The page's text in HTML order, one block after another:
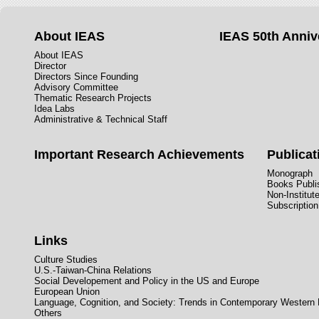
About IEAS
About IEAS
Director
Directors Since Founding
Advisory Committee
Thematic Research Projects
Idea Labs
Administrative & Technical Staff
IEAS 50th
Important Research Achievements
Monograph
Books
Non-
Links
Culture Studies
U.S.-Taiwan-China Relations
Social Developement and Policy in the US and Europe
European Union
Language, Cognition, and Society: Trends in Contemporary Western
Others